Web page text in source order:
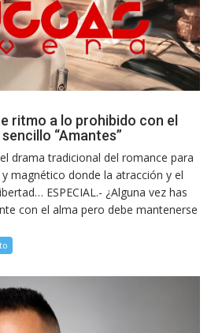
ritmo a lo prohibido con el
“Amantes”
drama tradicional del romance para
magnético donde la atracción y el
ESPECIAL.- ¿Alguna vez has
con el alma pero debe mantenerse